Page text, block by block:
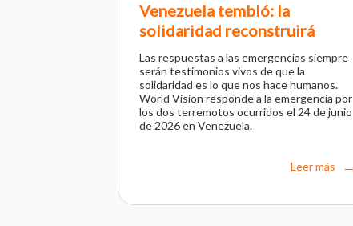
Venezuela tembló: la
solidaridad reconstruirá
Las respuestas a las emergencias siempre
serán testimonios vivos de que la
solidaridad es lo que nos hace humanos.
World Vision responde a la emergencia por
los dos terremotos ocurridos el 24 de junio
de 2026 en Venezuela.
Leer más